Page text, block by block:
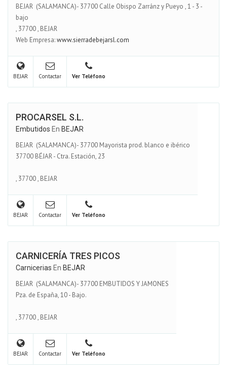
BEJAR (SALAMANCA)- 37700 Calle Obispo Zarránz y Pueyo , 1 - 3 -
bajo
, 37700, BEJAR
Web Empresa:www.sierradebejarsl.com
BEJAR Contactar Ver Teléfono
PROCARSEL S.L.
Embutidos En BEJAR
BEJAR (SALAMANCA)- 37700 Mayorista prod. blanco e ibérico
37700 BÉJAR - Ctra. Estación, 23
, 37700, BEJAR
BEJAR Contactar Ver Teléfono
CARNICERÍA TRES PICOS
Carnicerias En BEJAR
BEJAR (SALAMANCA)- 37700 EMBUTIDOS Y JAMONES
Pza. de España, 10 - Bajo.
, 37700, BEJAR
BEJAR Contactar Ver Teléfono